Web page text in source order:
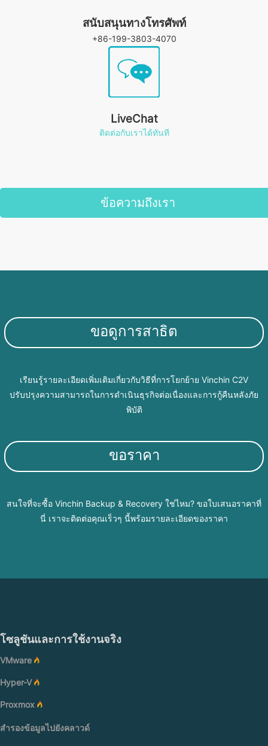
สนับสนุนทางโทรศัพท์
+86-199-3803-4070
LiveChat
ติดต่อกับเราได้ทันที
ข้อความถึงเรา
ขอดูการสาธิต
เรียนรู้รายละเอียดเพิ่มเติมเกี่ยวกับวิธีที่การโยกย้าย Vinchin C2V
ปรับปรุงความสามารถในการดำเนินธุรกิจต่อเนื่องและการกู้คืนหลังภัย
พิบัติ
ขอราคา
สนใจที่จะซื้อ Vinchin Backup & Recovery ใช่ไหม? ขอใบเสนอราคาที่
นี่ เราจะติดต่อคุณเร็วๆ นี้พร้อมรายละเอียดของราคา
โซลูชันและการใช้งานจริง
VMware
Hyper-V
Proxmox
สำรองข้อมูลไปยังคลาวด์